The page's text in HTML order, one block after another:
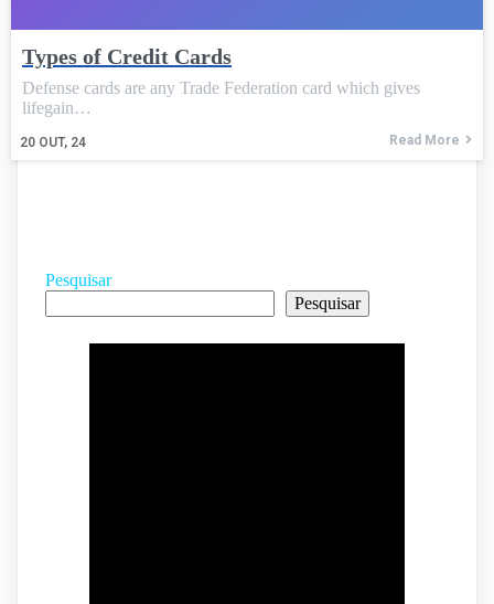
Types of Credit Cards
20 OUT, 24
Defense cards are any Trade Federation card which gives
lifegain…
Read More
Pesquisar
Pesquisar